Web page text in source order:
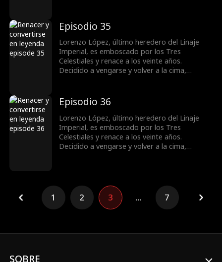
quienes lo despreciaron y humilla a su exnovia
Samantha Salazar. Lorenzo resuelve la crisis
de la familia Vega, derrota al gran maestro
Valeriano y se convierte en una figura
destacada.
Episodio 35
Lorenzo López, último heredero del Linaje
Imperial, es emboscado por los Tres
Celestiales y renace a los veinte años.
Decidido a vengarse y volver a la cima,
quienes lo despreciaron y humilla a su exnovia
Samantha Salazar. Lorenzo resuelve la crisis
de la familia Vega, derrota al gran maestro
Valeriano y se convierte en una figura
destacada.
Episodio 36
Lorenzo López, último heredero del Linaje
Imperial, es emboscado por los Tres
Celestiales y renace a los veinte años.
Decidido a vengarse y volver a la cima,
Samantha Salazar. Lorenzo resuelve la crisis
de la familia Vega, derrota al gran maestro
Valeriano y se convierte en una figura
destacada.
1 2 3 ... 7
SOBRE